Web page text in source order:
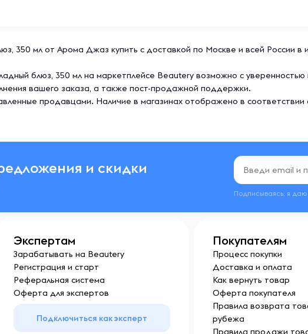
350 мл от Арома Джаз купить с доставкой по Москве и всей России в
блюз, 350 мл на маркетплейсе Beautery возможно с
вашего заказа, а также пост-продажной поддержки.
продавцами. Наличие в магазинах отображено в
и скидки
Подписываясь, я
Экспертам
Зарабатывать на Beautery
Регистрация и старт
Реферальная система
Оферта для экспертов
Подключиться как эксперт
Покупателям
Процесс покупки
Доставка и оплата
Как вернуть товар
Оферта покупателя
Правила возврата
рубежа
Правила продажи